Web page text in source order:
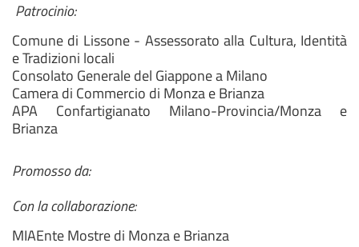
Patrocinio:
Comune di Lissone - Assessorato alla Cultura, Identità
e Tradizioni locali
Consolato Generale del Giappone a Milano
Camera di Commercio di Monza e Brianza
APA Confartigianato Milano-Provincia/Monza e
Brianza
Promosso da:
Con la collaborazione:
MIAEnte Mostre di Monza e Brianza